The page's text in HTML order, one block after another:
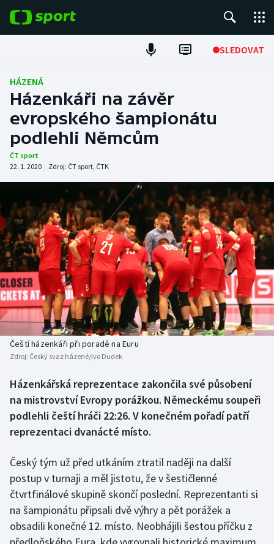
SLEDOVAT
Fotbal
Hokej
Tenis
Atletika
Cyklistika
DALŠÍ SPORTY
Americký fotbal
Baseball a softbal
Basketbal
Biatlon
Box
Curling
Dostihy
Florbal
Futsal
NEPŘEHLÉDNĚTE
Soutěže
Historické návraty
Aplikace ČT sport
HÁZENÁ
Házenkáři na závěr
evropského šampionátu
podlehli Němcům
ČT sport
22. 1. 2020 | Zdroj: ČT sport, ČTK
Čeští házenkáři při poradě na Euru
Zdroj: Český svaz házené/Ivo Dudek
Házenkářská reprezentace zakončila své působení
na mistrovství Evropy porážkou. Německému soupeři
podlehli čeští hráči 22:26. V konečném pořadí patří
reprezentaci dvanácté místo.
Český tým už před utkáním ztratil naději na další
postup v turnaji a měl jistotu, že v šestičlenné
čtvrtfinálové skupině skončí poslední. Reprezentanti si
na šampionátu připsali dvě výhry a pět porážek a
obsadili konečné 12. místo. Neobhájili šestou příčku z